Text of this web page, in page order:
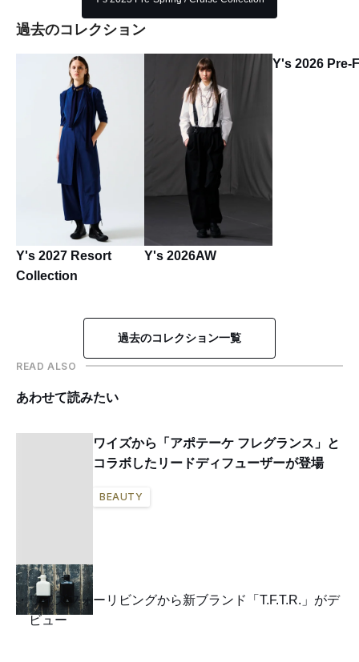
過去のコレクション
Y's 2027 Resort
Collection
Y's 2026AW
Y's 2026 Pre-
過去のコレクション一覧
READ ALSO
あわせて読みたい
ワイズから「アポテーケ フレグランス」と
コラボしたリードディフューザーが登場
BEAUTY
ワイズフォーリビングから新ブランド「T.F.T.R.」がデ
ビュー